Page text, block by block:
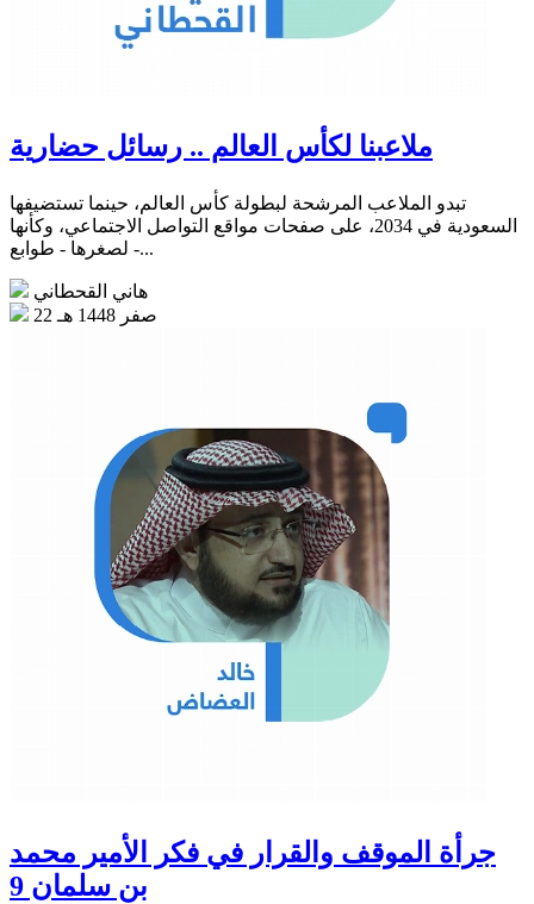
ملاعبنا لكأس العالم .. رسائل حضارية
تبدو الملاعب المرشحة لبطولة كأس العالم، حينما تستضيفها
السعودية في 2034، على صفحات مواقع التواصل الاجتماعي، وكأنها
- لصغرها - طوابع...
هاني القحطاني
22 صفر 1448 هـ
جرأة الموقف والقرار في فكر الأمير محمد
بن سلمان 9